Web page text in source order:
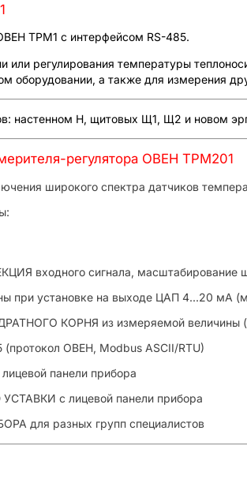
ТРМ1 с интерфейсом RS-485.
или регулирования температуры
оборудовании, а также для измерения
настенном Н, щитовых Щ1, Щ2 и новом
регулятора ОВЕН ТРМ201
широкого спектра датчиков
входного сигнала, масштабирование
при установке на выходе ЦАП 4...20 мА
КОРНЯ из измеряемой величины
ОВЕН, Modbus ASCII/RTU)
панели прибора
с лицевой панели прибора
для разных групп специалистов